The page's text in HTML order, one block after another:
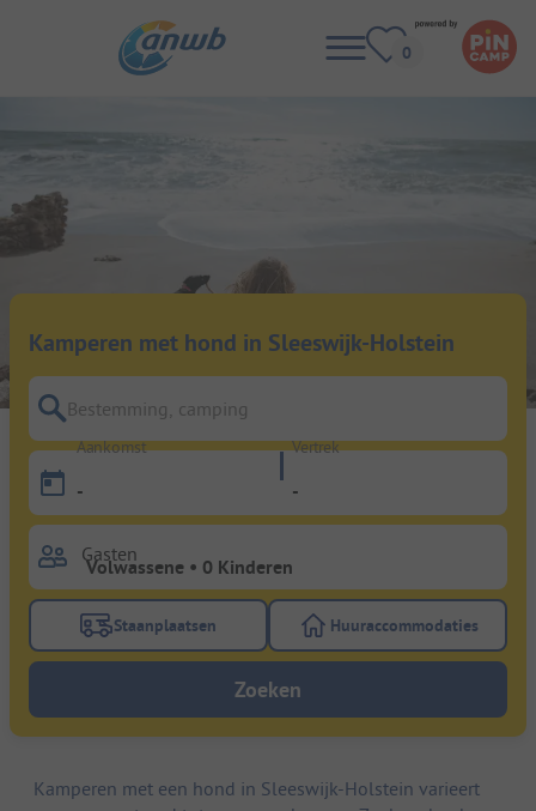
Kamperen met hond in Sleeswijk-Holstein
Bestemming, camping
Aankomst
-
Vertrek
-
Gasten
Gebruik de filterknop staanplaatsen om te zoeken
Staanplaatsen Gebruik de
Huuraccommodaties
Zoeken
Kamperen met een hond in Sleeswijk-Holstein varieert